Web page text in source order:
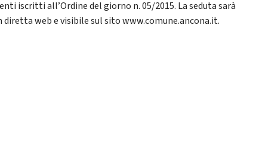
iscritti all’Ordine del giorno n. 05/2015. La seduta sarà
diretta web e visibile sul sito www.comune.ancona.it.